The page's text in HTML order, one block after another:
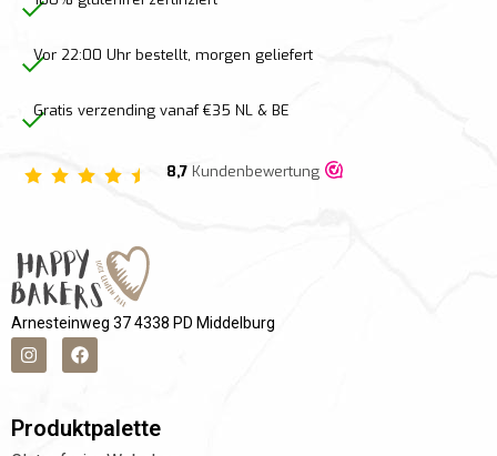
Vor 22:00 Uhr bestellt, morgen geliefert
Gratis verzending vanaf €35 NL & BE
8,7 Kundenbewertung
Arnesteinweg 37 4338 PD Middelburg
Produktpalette